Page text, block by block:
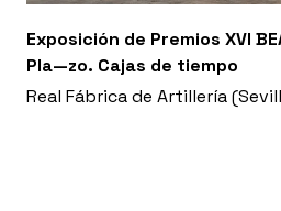
Exposición de Premios XVI
Pla—zo. Cajas de tiempo
Real Fábrica de Artillería